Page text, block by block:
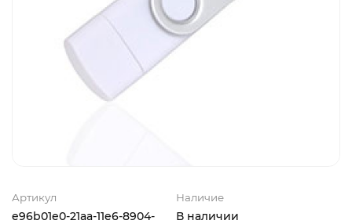
Артикул
e96b01e0-21aa-11e6-8904-
Наличие
В наличии